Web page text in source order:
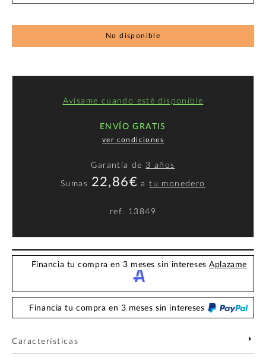
No disponible
Avísame cuando esté disponible
ENVÍO GRATIS
ver condiciones
Garantía de 3 años
Sumas 22,86€ atu monedero
ref. 13849
Financia tu compra en 3 meses sin interesesAplazame
Financia tu compra en 3 meses sin intereses
Características